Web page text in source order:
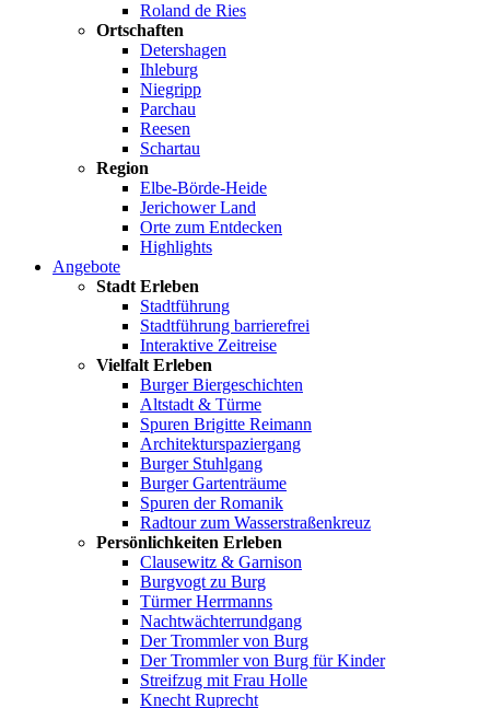
Roland de Ries
Ortschaften
Detershagen
Ihleburg
Niegripp
Parchau
Reesen
Schartau
Region
Elbe-Börde-Heide
Jerichower Land
Orte zum Entdecken
Highlights
Angebote
Stadt Erleben
Stadtführung
Stadtführung barrierefrei
Interaktive Zeitreise
Vielfalt Erleben
Burger Biergeschichten
Altstadt & Türme
Spuren Brigitte Reimann
Architekturspaziergang
Burger Stuhlgang
Burger Gartenträume
Spuren der Romanik
Radtour zum Wasserstraßenkreuz
Persönlichkeiten Erleben
Clausewitz & Garnison
Burgvogt zu Burg
Türmer Herrmanns
Nachtwächterrundgang
Der Trommler von Burg
Der Trommler von Burg für Kinder
Streifzug mit Frau Holle
Knecht Ruprecht